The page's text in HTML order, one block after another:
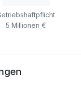
5 Millionen €